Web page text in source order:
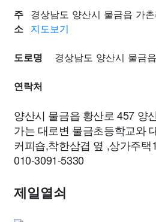
주
소
경상남도 양산시 물금읍 가
지도보기
도로명 경상남도 양산시 물금
연락처
양산시 물금읍 황산로 457 양
가는 대로변 물금초등학교와
커피숍,착한삼겹 옆 ,상가주
010-3091-5330
제일열쇠